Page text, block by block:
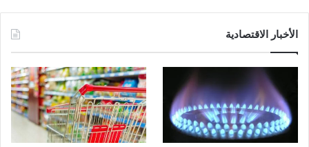
الأخبار الاقتصادية